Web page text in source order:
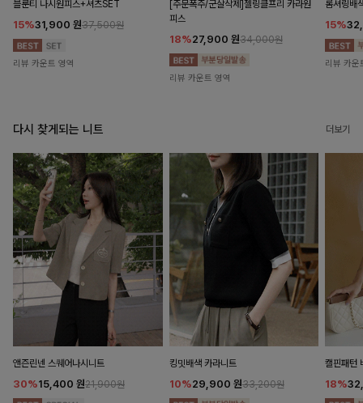
블룬티 나시원피스+셔츠SET
15%31,900 원37,500원
리뷰 카운트 영역
[주문폭주/군살삭제]젤링클프리 카라원
피스
18%27,900 원34,000원
리뷰 카운트 영역
롬셔링배
15%
리뷰 카운
다시 찾게되는 니트 더보기
앤즌린넨 스퀘어나시니트
30%15,400 원21,900원
킹밋배색 카라니트
10%29,900 원33,200원
캘핀패턴
18%